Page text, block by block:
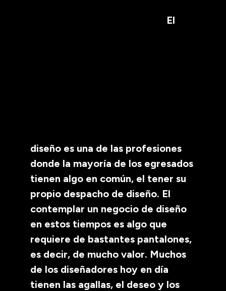
El
diseño es una de las profesiones
donde la mayoría de los egresados
tienen algo en común, el tener su
propio despacho de diseño. El
contemplar un negocio de diseño
en estos tiempos es algo que
requiere de bastantes pantalones,
es decir, de mucho valor. Muchos
de los diseñadores hoy en día
tienen las agallas, el deseo y los